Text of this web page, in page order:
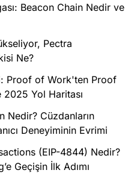
Beacon Chain Nedir ve
Pectra
Ne?
Proof of Work'ten Proof
Yol Haritası
Nedir? Cüzdanların
Deneyiminin Evrimi
(EIP-4844) Nedir?
Geçişin İlk Adımı